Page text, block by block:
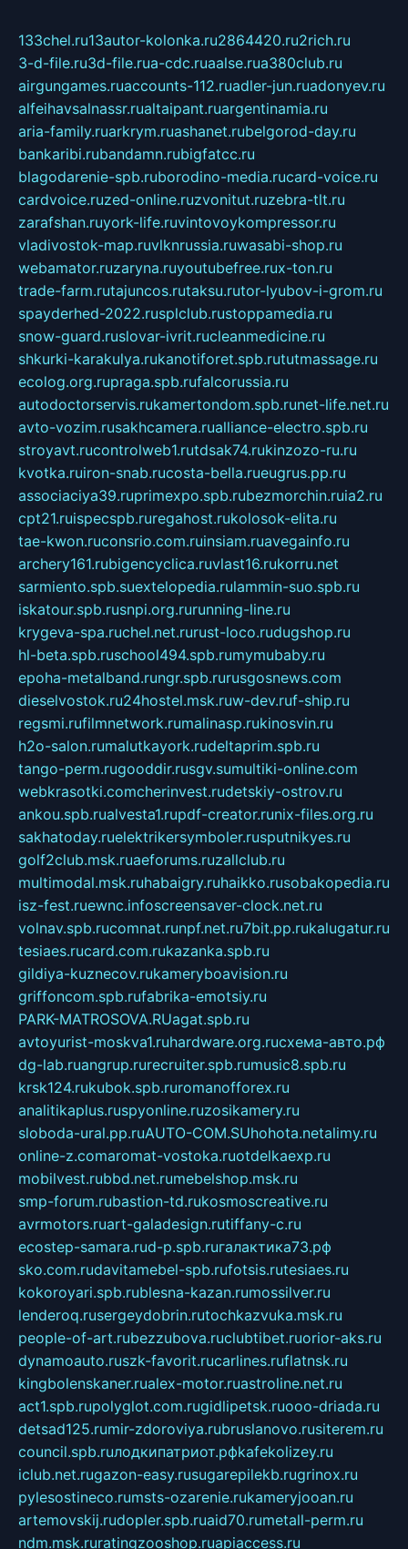
133chel.ru13autor-kolonka.ru2864420.ru2rich.ru
3-d-file.ru3d-file.rua-cdc.ruaalse.rua380club.ru
airgungames.ruaccounts-112.ruadler-jun.ruadonyev.ru
alfeihavsalnassr.rualtaipant.ruargentinamia.ru
aria-family.ruarkrym.ruashanet.rubelgorod-day.ru
bankaribi.rubandamn.rubigfatcc.ru
blagodarenie-spb.ruborodino-media.rucard-voice.ru
cardvoice.ruzed-online.ruzvonitut.ruzebra-tlt.ru
zarafshan.ruyork-life.ruvintovoykompressor.ru
vladivostok-map.ruvlknrussia.ruwasabi-shop.ru
webamator.ruzaryna.ruyoutubefree.rux-ton.ru
trade-farm.rutajuncos.rutaksu.rutor-lyubov-i-grom.ru
spayderhed-2022.rusplclub.rustoppamedia.ru
snow-guard.ruslovar-ivrit.rucleanmedicine.ru
shkurki-karakulya.rukanotiforet.spb.rututmassage.ru
ecolog.org.rupraga.spb.rufalcorussia.ru
autodoctorservis.rukamertondom.spb.runet-life.net.ru
avto-vozim.rusakhcamera.rualliance-electro.spb.ru
stroyavt.rucontrolweb1.rutdsak74.rukinzozo-ru.ru
kvotka.ruiron-snab.rucosta-bella.rueugrus.pp.ru
associaciya39.ruprimexpo.spb.rubezmorchin.ruia2.ru
cpt21.ruispecspb.ruregahost.rukolosok-elita.ru
tae-kwon.ruconsrio.com.ruinsiam.ruavegainfo.ru
archery161.rubigencyclica.ruvlast16.rukorru.net
sarmiento.spb.suextelopedia.rulammin-suo.spb.ru
iskatour.spb.rusnpi.org.rurunning-line.ru
krygeva-spa.ruchel.net.rurust-loco.rudugshop.ru
hl-beta.spb.ruschool494.spb.rumymubaby.ru
epoha-metalband.rungr.spb.rurusgosnews.com
dieselvostok.ru24hostel.msk.ruw-dev.ruf-ship.ru
regsmi.rufilmnetwork.rumalinasp.rukinosvin.ru
h2o-salon.rumalutkayork.rudeltaprim.spb.ru
tango-perm.rugooddir.rusgv.sumultiki-online.com
webkrasotki.comcherinvest.rudetskiy-ostrov.ru
ankou.spb.rualvesta1.rupdf-creator.runix-files.org.ru
sakhatoday.ruelektrikersymboler.rusputnikyes.ru
golf2club.msk.ruaeforums.ruzallclub.ru
multimodal.msk.ruhabaigry.ruhaikko.rusobakopedia.ru
isz-fest.ruewnc.infoscreensaver-clock.net.ru
volnav.spb.rucomnat.runpf.net.ru7bit.pp.rukalugatur.ru
tesiaes.rucard.com.rukazanka.spb.ru
gildiya-kuznecov.rukameryboavision.ru
griffoncom.spb.rufabrika-emotsiy.ru
PARK-MATROSOVA.RUagat.spb.ru
avtoyurist-moskva1.ruhardware.org.ruсхема-авто.рф
dg-lab.ruangrup.rurecruiter.spb.rumusic8.spb.ru
krsk124.rukubok.spb.ruromanofforex.ru
analitikaplus.ruspyonline.ruzosikamery.ru
sloboda-ural.pp.ruAUTO-COM.SUhohota.netalimy.ru
online-z.comaromat-vostoka.ruotdelkaexp.ru
mobilvest.rubbd.net.rumebelshop.msk.ru
smp-forum.rubastion-td.rukosmoscreative.ru
avrmotors.ruart-galadesign.rutiffany-c.ru
ecostep-samara.rud-p.spb.ruгалактика73.рф
sko.com.rudavitamebel-spb.rufotsis.rutesiaes.ru
kokoroyari.spb.rublesna-kazan.rumossilver.ru
lenderoq.rusergeydobrin.rutochkazvuka.msk.ru
people-of-art.rubezzubova.ruclubtibet.ruorior-aks.ru
dynamoauto.ruszk-favorit.rucarlines.ruflatnsk.ru
kingbolenskaner.rualex-motor.ruastroline.net.ru
act1.spb.rupolyglot.com.rugidlipetsk.ruooo-driada.ru
detsad125.rumir-zdoroviya.rubruslanovo.rusiterem.ru
council.spb.ruлодкипатриот.рфkafekolizey.ru
iclub.net.rugazon-easy.rusugarepilekb.rugrinox.ru
pylesostineco.rumsts-ozarenie.rukameryjooan.ru
artemovskij.rudopler.spb.ruaid70.rumetall-perm.ru
ndm.msk.ruratingzooshop.ruapiaccess.ru